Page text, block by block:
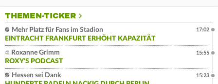
THEMEN-TICKER
Mehr Platz für Fans im Stadion
EINTRACHT FRANKFURT ERHÖHT KAPAZITÄT
17:02
Roxanne Grimm
ROXY'S PODCAST
15:55
Hessen sei Dank
15:23